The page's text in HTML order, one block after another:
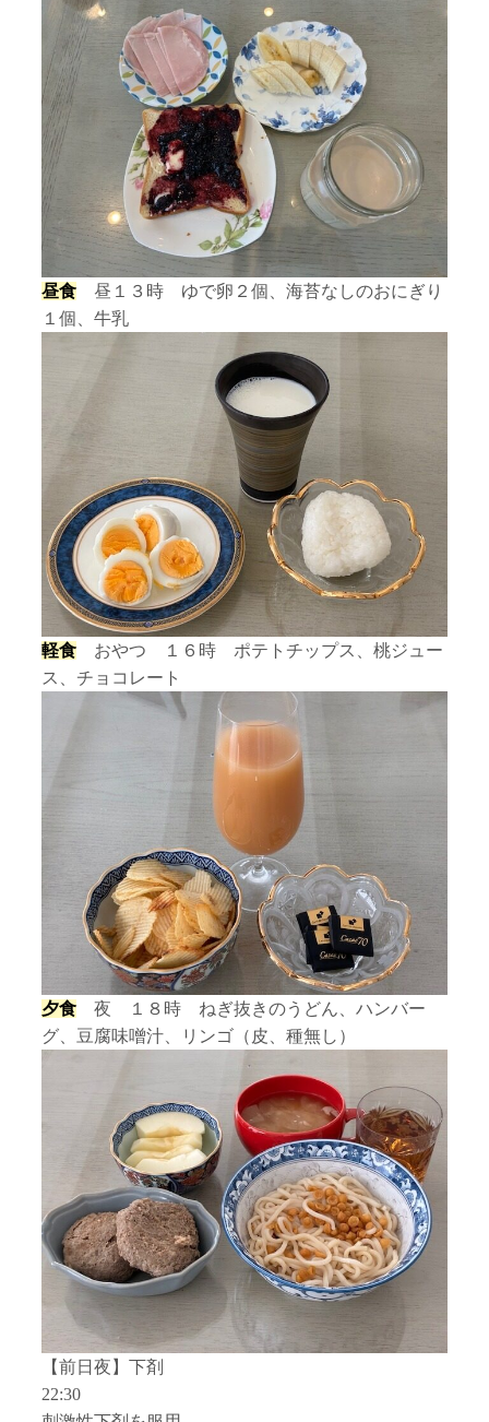
昼食 昼１３時 ゆで卵２個、海苔なしのおにぎり
１個、牛乳
軽食 おやつ １６時 ポテトチップス、桃ジュー
ス、チョコレート
夕食 夜 １８時 ねぎ抜きのうどん、ハンバー
グ、豆腐味噌汁、リンゴ（皮、種無し）
【前日夜】下剤
22:30